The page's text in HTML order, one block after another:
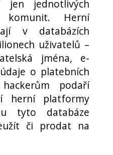
jen jednotlivých
Herní
v databázích
uživatelů –
jména, e-
o platebních
podaří
herní platformy
tyto databáze
či prodat na